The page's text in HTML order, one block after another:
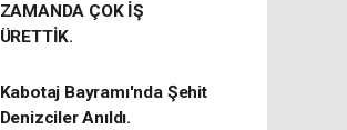
ZAMANDA ÇOK İŞ
ÜRETTİK.
Kabotaj Bayramı'nda Şehit
Denizciler Anıldı.